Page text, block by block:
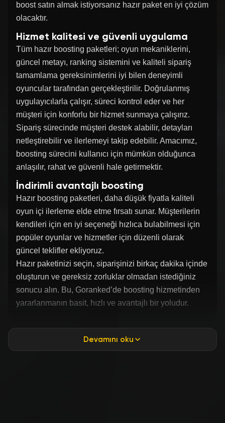
boost satın almak istiyorsanız hazır paket en iyi çözüm
olacaktır.
Hizmet kalitesi ve güvenli uygulama
Tüm hazır boosting paketleri; oyun mekaniklerini,
güncel metayı, ranking sistemini ve kaliteli sipariş
tamamlama gereksinimlerini iyi bilen deneyimli
oyuncular tarafından gerçekleştirilir. Doğrulanmış
uygulayıcılarla çalışır, süreci kontrol eder ve her
müşteri için konforlu bir hizmet sunmaya çalışırız.
Sipariş sürecinde müşteri destek alabilir, detayları
netleştirebilir ve ilerlemeyi takip edebilir. Amacımız,
boosting sürecini kullanıcı için mümkün olduğunca
anlaşılır, rahat ve güvenli hale getirmektir.
İndirimli avantajlı boosting
Hazır boosting paketleri, daha düşük fiyatla kaliteli
oyun içi ilerleme elde etme fırsatı sunar. Müşterilerin
kendileri için en iyi seçeneği hızlıca bulabilmesi için
popüler oyunlar ve hizmetler için düzenli olarak
güncel teklifler ekliyoruz.
Hazır paketinizi seçin, siparişinizi birkaç dakika içinde
oluşturun ve gereksiz zorluklar olmadan istediğiniz
sonucu alın. Bu, Goranked’de boosting hizmetinden
yararlanmanın basit, hızlı ve avantajlı bir yoludur.
Devamını oku